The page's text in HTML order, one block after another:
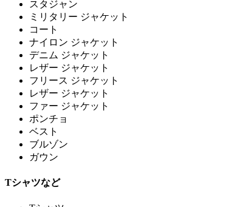
スタジャン
ミリタリー ジャケット
コート
ナイロン ジャケット
デニム ジャケット
レザー ジャケット
フリース ジャケット
レザー ジャケット
ファー ジャケット
ポンチョ
ベスト
ブルゾン
ガウン
Tシャツなど